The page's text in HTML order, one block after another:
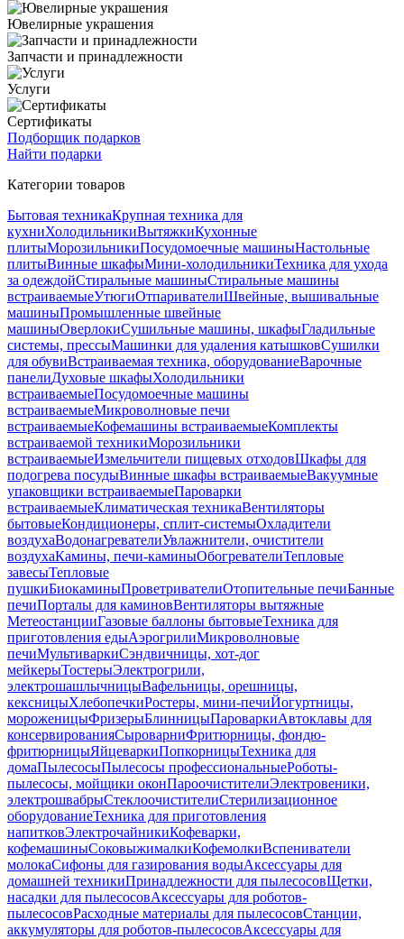
Ювелирные украшения
Запчасти и принадлежности
Услуги
Сертификаты
Подборщик подарков
Найти подарки
Категории товаров
Бытовая техникаКрупная техника для
кухниХолодильникиВытяжкиКухонные
плитыМорозильникиПосудомоечные машиныНастольные
плитыВинные шкафыМини-холодильникиТехника для ухода
за одеждойСтиральные машиныСтиральные машины
встраиваемыеУтюгиОтпаривателиШвейные, вышивальные
машиныПромышленные швейные
машиныОверлокиСушильные машины, шкафыГладильные
системы, прессыМашинки для удаления катышковСушилки
для обувиВстраиваемая техника, оборудованиеВарочные
панелиДуховые шкафыХолодильники
встраиваемыеПосудомоечные машины
встраиваемыеМикроволновые печи
встраиваемыеКофемашины встраиваемыеКомплекты
встраиваемой техникиМорозильники
встраиваемыеИзмельчители пищевых отходовШкафы для
подогрева посудыВинные шкафы встраиваемыеВакуумные
упаковщики встраиваемыеПароварки
встраиваемыеКлиматическая техникаВентиляторы
бытовыеКондиционеры, сплит-системыОхладители
воздухаВодонагревателиУвлажнители, очистители
воздухаКамины, печи-каминыОбогревателиТепловые
завесыТепловые
пушкиБиокаминыПроветривателиОтопительные печиБанные
печиПорталы для каминовВентиляторы вытяжные
МетеостанцииГазовые баллоны бытовыеТехника для
приготовления едыАэрогрилиМикроволновые
печиМультиваркиСэндвичницы, хот-дог
мейкерыТостерыЭлектрогрили,
электрошашлычницыВафельницы, орешницы,
кексницыХлебопечкиРостеры, мини-печиЙогуртницы,
мороженицыФризерыБлинницыПароваркиАвтоклавы для
консервированияСыроварниФритюрницы, фондю-
фритюрницыЯйцеваркиПопкорницыТехника для
домаПылесосыПылесосы профессиональныеРоботы-
пылесосы, мойщики оконПароочистителиЭлектровеники,
электрошвабрыСтеклоочистителиСтерилизационное
оборудованиеТехника для приготовления
напитковЭлектрочайникиКофеварки,
кофемашиныСоковыжималкиКофемолкиВспениватели
молокаСифоны для газирования водыАксессуары для
домашней техникиПринадлежности для пылесосовЩетки,
насадки для пылесосовАксессуары для роботов-
пылесосовРасходные материалы для пылесосовСтанции,
аккумуляторы для роботов-пылесосовАксессуары для